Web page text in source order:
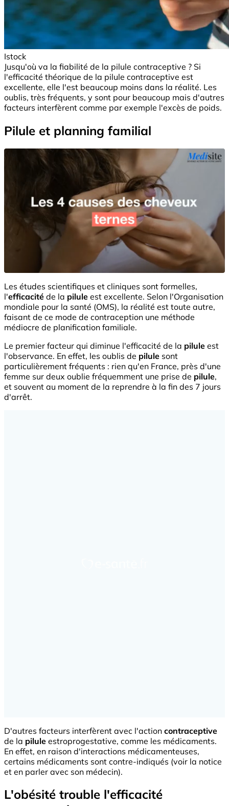
Istock
Jusqu'où va la fiabilité de la pilule contraceptive ? Si
l'efficacité théorique de la pilule contraceptive est
excellente, elle l'est beaucoup moins dans la réalité. Les
oublis, très fréquents, y sont pour beaucoup mais d'autres
facteurs interfèrent comme par exemple l'excès de poids.
Pilule et planning familial
Les études scientifiques et cliniques sont formelles,
l'efficacité de la pilule est excellente. Selon l'Organisation
mondiale pour la santé (OMS), la réalité est toute autre,
faisant de ce mode de contraception une méthode
médiocre de planification familiale.
Le premier facteur qui diminue l'efficacité de la pilule est
l'observance. En effet, les oublis de pilule sont
particulièrement fréquents : rien qu'en France, près d'une
femme sur deux oublie fréquemment une prise de pilule,
et souvent au moment de la reprendre à la fin des 7 jours
d'arrêt.
D'autres facteurs interfèrent avec l'action contraceptive
de la pilule estroprogestative, comme les médicaments.
En effet, en raison d'interactions médicamenteuses,
certains médicaments sont contre-indiqués (voir la notice
et en parler avec son médecin).
L'obésité trouble l'efficacité